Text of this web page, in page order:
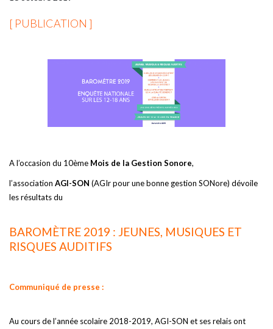
[ PUBLICATION ]
A l’occasion du 10ème Mois de la Gestion Sonore,
l’association AGI-SON (AGIr pour une bonne gestion SONore) dévoile
les résultats du
BAROMÈTRE 2019 : JEUNES, MUSIQUES ET
RISQUES AUDITIFS
Communiqué de presse :
Au cours de l’année scolaire 2018-2019, AGI-SON et ses relais ont